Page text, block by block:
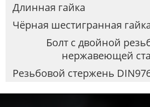
Длинная гайка
Чёрная шестигранная
Болт с двойной
нержавеющей
Резьбовой стержень